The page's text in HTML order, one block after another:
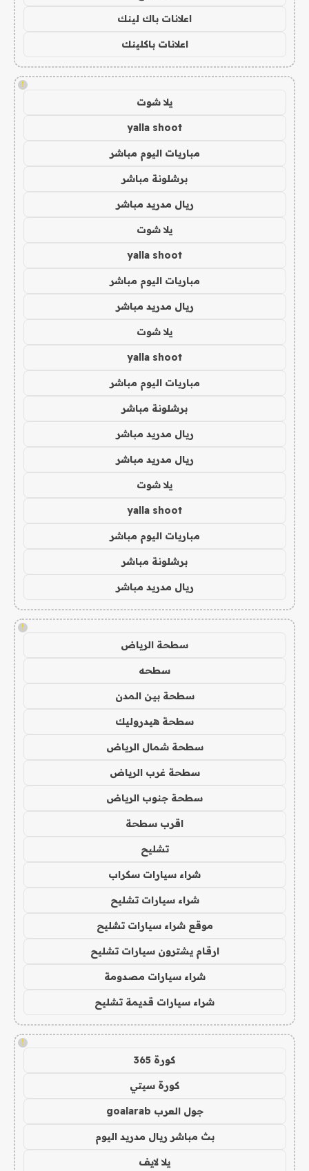
اعلانات باك لينك
اعلانات باكلينك
!
يلا شوت
yalla shoot
مباريات اليوم مباشر
برشلونة مباشر
ريال مدريد مباشر
يلا شوت
yalla shoot
مباريات اليوم مباشر
ريال مدريد مباشر
يلا شوت
yalla shoot
مباريات اليوم مباشر
برشلونة مباشر
ريال مدريد مباشر
ريال مدريد مباشر
يلا شوت
yalla shoot
مباريات اليوم مباشر
برشلونة مباشر
ريال مدريد مباشر
!
سطحة الرياض
سطحه
سطحة بين المدن
سطحة هيدروليك
سطحة شمال الرياض
سطحة غرب الرياض
سطحة جنوب الرياض
اقرب سطحة
تشليح
شراء سيارات سكراب
شراء سيارات تشليح
موقع شراء سيارات تشليح
ارقام يشترون سيارات تشليح
شراء سيارات مصدومة
شراء سيارات قديمة تشليح
!
كورة 365
كورة سيتي
جول العرب goalarab
بث مباشر ريال مدريد اليوم
يلا لايف